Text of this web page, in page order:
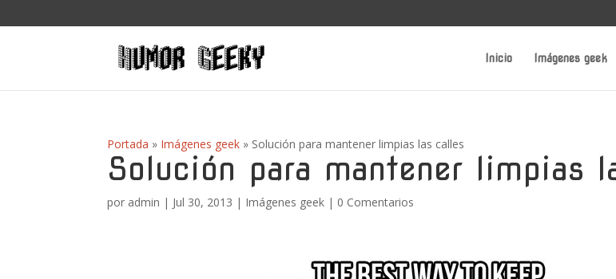
Inicio Imágenes geek
Portada » Imágenes geek » Solución para mantener limpias las calles
Solución para mantener limpias
por admin | Jul 30, 2013 | Imágenes geek | 0 Comentarios